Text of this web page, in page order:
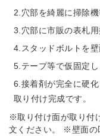
2.穴部を綺麗に掃除機
3.穴部に市販の表札用
4.スタッドボルトを壁
5.テープ等で仮固定し
6.接着剤が完全に硬
取り付け完成です。
※取り付け面が取り付
文ください。 ※壁面の